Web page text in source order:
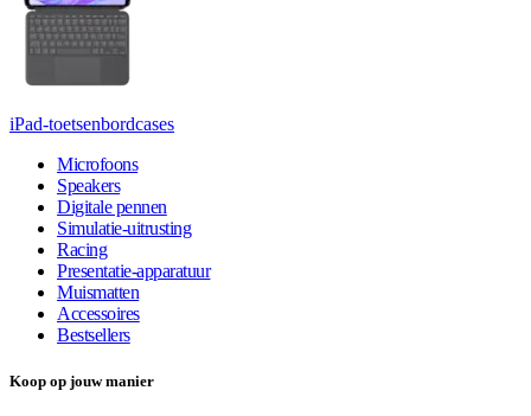
iPad-toetsenbordcases
Microfoons
Speakers
Digitale pennen
Simulatie-uitrusting
Racing
Presentatie-apparatuur
Muismatten
Accessoires
Bestsellers
Koop op jouw manier